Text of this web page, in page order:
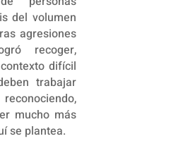
del volumen
agresiones
recoger,
difícil
trabajar
mucho más
se plantea.